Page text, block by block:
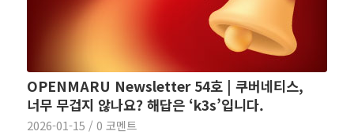
OPENMARU Newsletter 54호 | 쿠버네티스,
너무 무겁지 않나요? 해답은 ‘k3s’입니다.
2026-01-15 / 0 코멘트